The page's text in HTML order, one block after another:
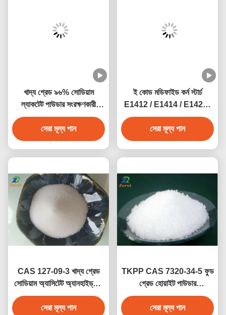
খাদ্য গ্রেড ৯৬% সোডিয়াম
ল্যাকটেট পাউডার সংরক্ষণকারী
সোডিয়াম ২-
হাইড্রোক্সাইপ্রোপানোয়েট CAS
৮৬৭-৫৬-১
সেরা মূল্য পান
ই কোড মডিফাইড কর্ন স্টার্চ
E1412 / E1414 / E1422 /
E1442
সেরা মূল্য পান
CAS 127-09-3 খাদ্য গ্রেড
সোডিয়াম অ্যাসিটেট অ্যানহাইড্রাস/
এসিটিক এসিড সোডিয়াম লবণ
ইনজেকশনযোগ্য
সেরা মূল্য পান
TKPP CAS 7320-34-5 ফুড
গ্রেড হোয়াইট পাউডার
টেট্রাপটাসিয়াম পাইরোফসফেট খাদ্য
সংযোজনের জন্য
সেরা মূল্য পান